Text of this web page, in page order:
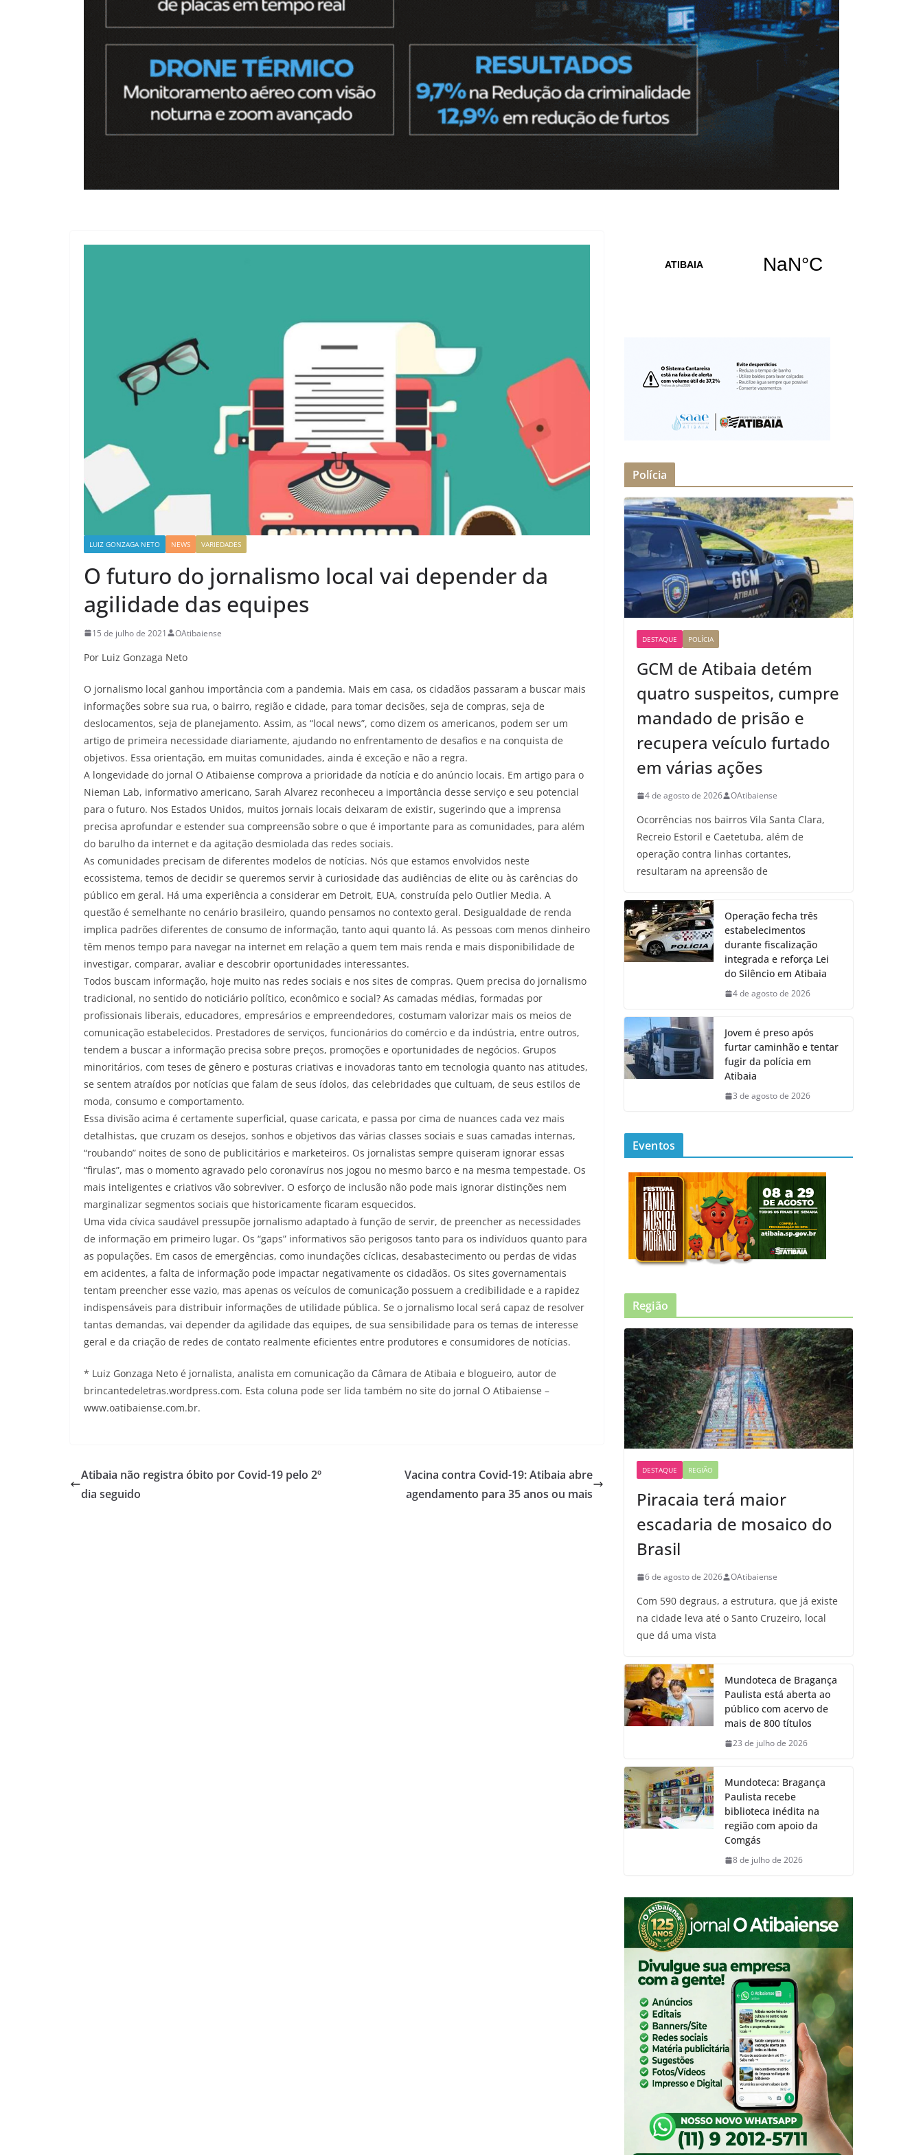
LUIZ GONZAGA NETO NEWS VARIEDADES
O futuro do jornalismo local vai depender da
agilidade das equipes
15 de julho de 2021 OAtibaiense
Por Luiz Gonzaga Neto
O jornalismo local ganhou importância com a pandemia. Mais em casa, os cidadãos passaram a buscar mais
informações sobre sua rua, o bairro, região e cidade, para tomar decisões, seja de compras, seja de
deslocamentos, seja de planejamento. Assim, as “local news”, como dizem os americanos, podem ser um
artigo de primeira necessidade diariamente, ajudando no enfrentamento de desafios e na conquista de
objetivos. Essa orientação, em muitas comunidades, ainda é exceção e não a regra.
A longevidade do jornal O Atibaiense comprova a prioridade da notícia e do anúncio locais. Em artigo para o
Nieman Lab, informativo americano, Sarah Alvarez reconheceu a importância desse serviço e seu potencial
para o futuro. Nos Estados Unidos, muitos jornais locais deixaram de existir, sugerindo que a imprensa
precisa aprofundar e estender sua compreensão sobre o que é importante para as comunidades, para além
do barulho da internet e da agitação desmiolada das redes sociais.
As comunidades precisam de diferentes modelos de notícias. Nós que estamos envolvidos neste
ecossistema, temos de decidir se queremos servir à curiosidade das audiências de elite ou às carências do
público em geral. Há uma experiência a considerar em Detroit, EUA, construída pelo Outlier Media. A
questão é semelhante no cenário brasileiro, quando pensamos no contexto geral. Desigualdade de renda
implica padrões diferentes de consumo de informação, tanto aqui quanto lá. As pessoas com menos dinheiro
têm menos tempo para navegar na internet em relação a quem tem mais renda e mais disponibilidade de
investigar, comparar, avaliar e descobrir oportunidades interessantes.
Todos buscam informação, hoje muito nas redes sociais e nos sites de compras. Quem precisa do jornalismo
tradicional, no sentido do noticiário político, econômico e social? As camadas médias, formadas por
profissionais liberais, educadores, empresários e empreendedores, costumam valorizar mais os meios de
comunicação estabelecidos. Prestadores de serviços, funcionários do comércio e da indústria, entre outros,
tendem a buscar a informação precisa sobre preços, promoções e oportunidades de negócios. Grupos
minoritários, com teses de gênero e posturas criativas e inovadoras tanto em tecnologia quanto nas atitudes,
se sentem atraídos por notícias que falam de seus ídolos, das celebridades que cultuam, de seus estilos de
moda, consumo e comportamento.
Essa divisão acima é certamente superficial, quase caricata, e passa por cima de nuances cada vez mais
detalhistas, que cruzam os desejos, sonhos e objetivos das várias classes sociais e suas camadas internas,
“roubando” noites de sono de publicitários e marketeiros. Os jornalistas sempre quiseram ignorar essas
“firulas”, mas o momento agravado pelo coronavírus nos jogou no mesmo barco e na mesma tempestade. Os
mais inteligentes e criativos vão sobreviver. O esforço de inclusão não pode mais ignorar distinções nem
marginalizar segmentos sociais que historicamente ficaram esquecidos.
Uma vida cívica saudável pressupõe jornalismo adaptado à função de servir, de preencher as necessidades
de informação em primeiro lugar. Os “gaps” informativos são perigosos tanto para os indivíduos quanto para
as populações. Em casos de emergências, como inundações cíclicas, desabastecimento ou perdas de vidas
em acidentes, a falta de informação pode impactar negativamente os cidadãos. Os sites governamentais
tentam preencher esse vazio, mas apenas os veículos de comunicação possuem a credibilidade e a rapidez
indispensáveis para distribuir informações de utilidade pública. Se o jornalismo local será capaz de resolver
tantas demandas, vai depender da agilidade das equipes, de sua sensibilidade para os temas de interesse
geral e da criação de redes de contato realmente eficientes entre produtores e consumidores de notícias.
* Luiz Gonzaga Neto é jornalista, analista em comunicação da Câmara de Atibaia e blogueiro, autor de
brincantedeletras.wordpress.com. Esta coluna pode ser lida também no site do jornal O Atibaiense –
www.oatibaiense.com.br.
Atibaia não registra óbito por Covid-19 pelo 2º
dia seguido
Vacina contra Covid-19: Atibaia abre
agendamento para 35 anos ou mais
Polícia
DESTAQUE POLÍCIA
GCM de Atibaia detém
quatro suspeitos, cumpre
mandado de prisão e
recupera veículo furtado
em várias ações
4 de agosto de 2026 OAtibaiense
Ocorrências nos bairros Vila Santa Clara,
Recreio Estoril e Caetetuba, além de
operação contra linhas cortantes,
resultaram na apreensão de
Operação fecha três
estabelecimentos
durante fiscalização
integrada e reforça Lei
do Silêncio em Atibaia
4 de agosto de 2026
Jovem é preso após
furtar caminhão e tentar
fugir da polícia em
Atibaia
3 de agosto de 2026
Eventos
Região
DESTAQUE REGIÃO
Piracaia terá maior
escadaria de mosaico do
Brasil
6 de agosto de 2026 OAtibaiense
Com 590 degraus, a estrutura, que já existe
na cidade leva até o Santo Cruzeiro, local
que dá uma vista
Mundoteca de Bragança
Paulista está aberta ao
público com acervo de
mais de 800 títulos
23 de julho de 2026
Mundoteca: Bragança
Paulista recebe
biblioteca inédita na
região com apoio da
Comgás
8 de julho de 2026